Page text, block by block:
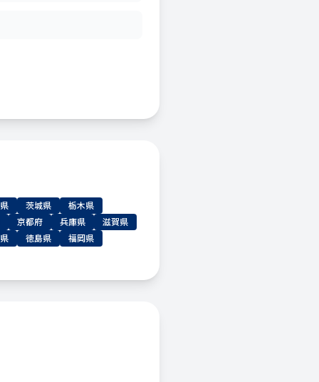
茨城県
栃木県
京都府 兵庫県
滋賀県
徳島県
福岡県